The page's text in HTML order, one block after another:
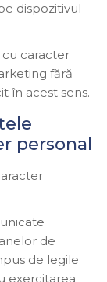
dispozitivul
caracter
fără
în acest sens.
personal
de
de legile
exercitarea